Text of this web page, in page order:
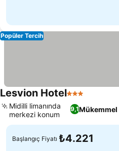
Popüler Tercih
Lesvion Hotel3 Yıldız
9,1Mükemmel
Midilli limanında
merkezi konum
Başlangıç Fiyatı ₺4.221